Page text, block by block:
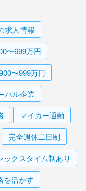
求人情報
〜699万円
900〜999万円
バル企業
マイカー通勤
完全週休二日制
ックスタイム制あり
を活かす